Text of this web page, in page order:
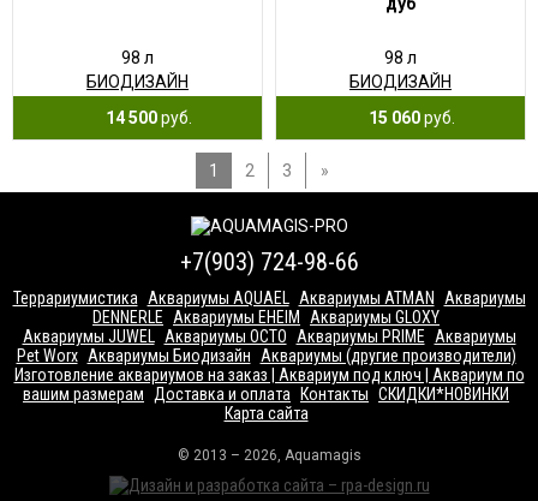
98 л
БИОДИЗАЙН
14 500руб.
98 л
БИОДИЗАЙН
15 060руб.
1 2 3 »
+7(903) 724-98-66
Террариумистика Аквариумы AQUAEL Аквариумы ATMAN
Аквариумы
DENNERLE
Аквариумы EHEIM
Аквариумы GLOXY
Аквариумы JUWEL
Аквариумы OCTO Аквариумы PRIME
Аквариумы
Pet Worx Аквариумы Биодизайн
Аквариумы (другие производители)
Изготовление аквариумов на заказ | Аквариум под ключ | Аквариум по
вашим размерам
Доставка и оплата Контакты СКИДКИ*НОВИНКИ
Карта сайта
© 2013 – 2026, Aquamagis